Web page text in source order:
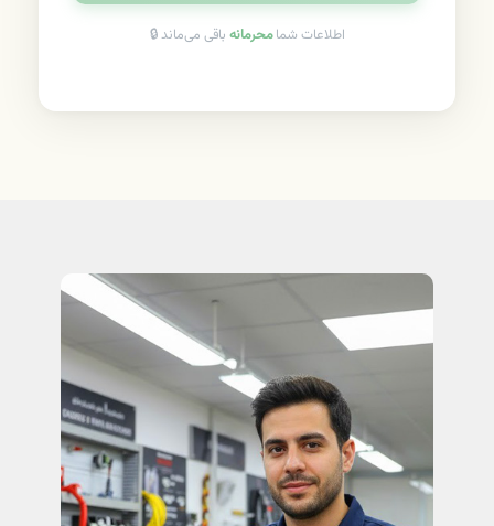
اطلاعات شما محرمانهباقی می‌ماند 🔒